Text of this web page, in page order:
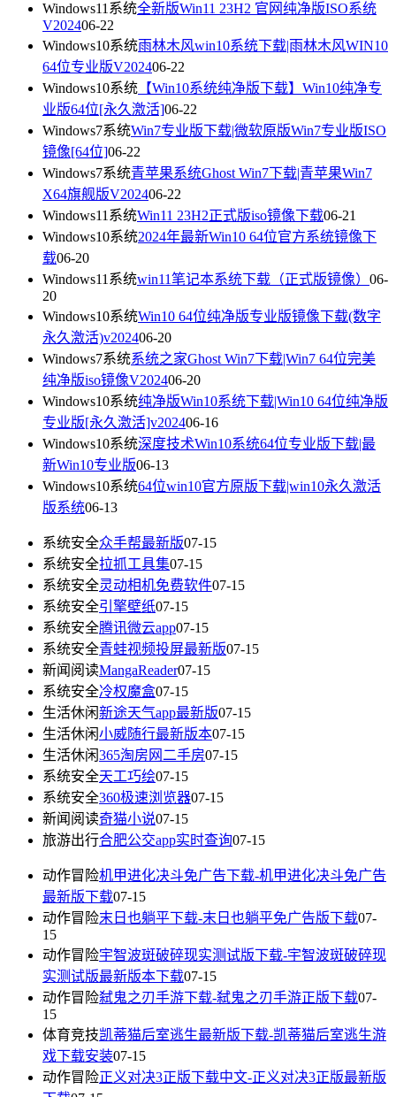
Windows11系统全新版Win11 23H2 官网纯净版ISO系统
V202406-22
Windows10系统雨林木风win10系统下载|雨林木风WIN10
64位专业版V202406-22
Windows10系统 【Win10系统纯净版下载】Win10纯净专
业版64位[永久激活]06-22
Windows7系统Win7专业版下载|微软原版Win7专业版ISO
镜像[64位]06-22
Windows7系统青苹果系统Ghost Win7下载|青苹果Win7
X64旗舰版V202406-22
Windows11系统Win11 23H2正式版iso镜像下载06-21
Windows10系统2024年最新Win10 64位官方系统镜像下
载06-20
Windows11系统win11笔记本系统下载（正式版镜像） 06-
20
Windows10系统Win10 64位纯净版专业版镜像下载(数字
永久激活)v202406-20
Windows7系统系统之家Ghost Win7下载|Win7 64位完美
纯净版iso镜像V202406-20
Windows10系统纯净版Win10系统下载|Win10 64位纯净版
专业版[永久激活]v202406-16
Windows10系统深度技术Win10系统64位专业版下载|最
新Win10专业版06-13
Windows10系统64位win10官方原版下载|win10永久激活
版系统06-13
系统安全众手帮最新版07-15
系统安全拉抓工具集07-15
系统安全灵动相机免费软件07-15
系统安全引擎壁纸07-15
系统安全腾讯微云app07-15
系统安全青蛙视频投屏最新版07-15
新闻阅读MangaReader07-15
系统安全冷权魔盒07-15
生活休闲新途天气app最新版07-15
生活休闲小威随行最新版本07-15
生活休闲365淘房网二手房07-15
系统安全天工巧绘07-15
系统安全360极速浏览器07-15
新闻阅读奇猫小说07-15
旅游出行合肥公交app实时查询07-15
动作冒险机甲进化决斗免广告下载-机甲进化决斗免广告
最新版下载07-15
动作冒险末日也躺平下载-末日也躺平免广告版下载07-
15
动作冒险宇智波斑破碎现实测试版下载-宇智波斑破碎现
实测试版最新版本下载07-15
动作冒险弑鬼之刃手游下载-弑鬼之刃手游正版下载07-
15
体育竞技凯蒂猫后室逃生最新版下载-凯蒂猫后室逃生游
戏下载安装07-15
动作冒险正义对决3正版下载中文-正义对决3正版最新版